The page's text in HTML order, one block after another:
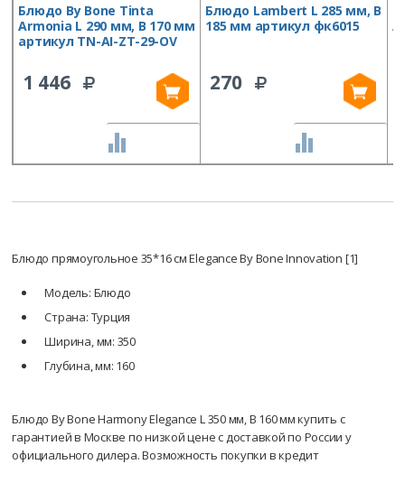
Блюдо By Bone Tinta
Armonia L 290 мм, B 170 мм
артикул TN-AI-ZT-29-OV
1 446
Блюдо Lambert L 285 мм, B
185 мм артикул фк6015
270
Блюдо прямоугольное 35*16 см Elegance By Bone Innovation [1]
Модель: Блюдо
Страна: Турция
Ширина, мм: 350
Глубина, мм: 160
Блюдо By Bone Harmony Elegance L 350 мм, B 160 мм купить с
гарантией в Москве по низкой цене с доставкой по России у
официального дилера. Возможность покупки в кредит